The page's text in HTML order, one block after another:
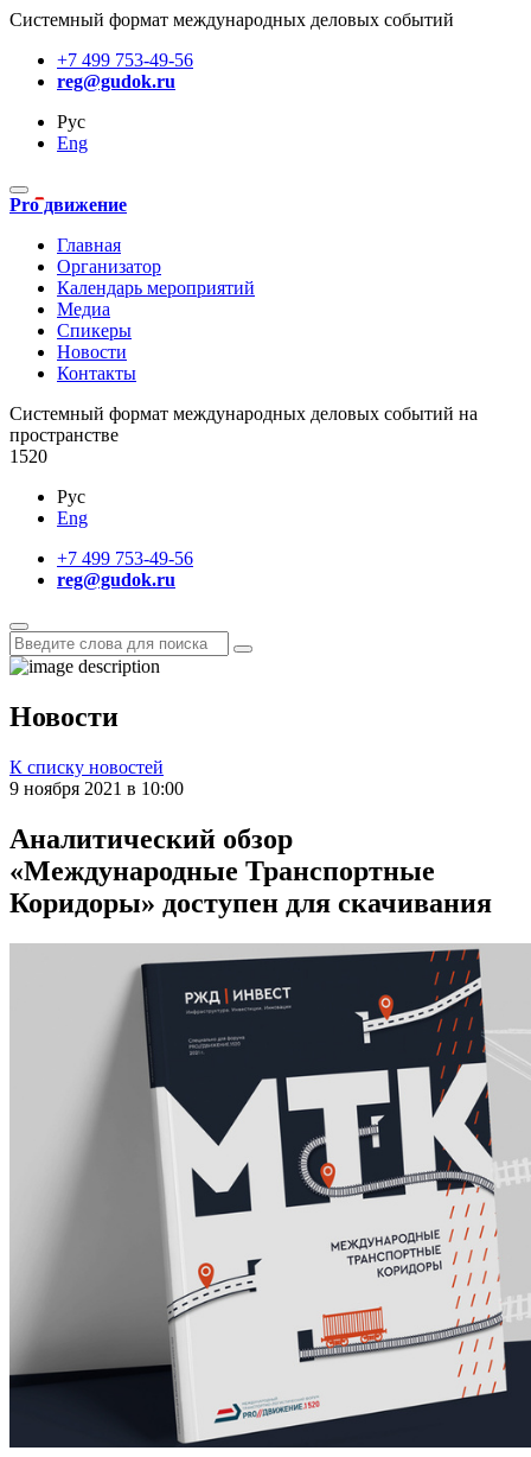
Системный формат международных деловых событий
+7 499 753-49-56
reg@gudok.ru
Рус
Eng
Pro движение
Главная
Организатор
Календарь мероприятий
Медиа
Спикеры
Новости
Контакты
Cистемный формат международных деловых событий на
пространстве
1520
Рус
Eng
+7 499 753-49-56
reg@gudok.ru
Новости
К списку новостей
9 ноября 2021 в 10:00
Аналитический обзор
«Международные Транспортные
Коридоры» доступен для скачивания